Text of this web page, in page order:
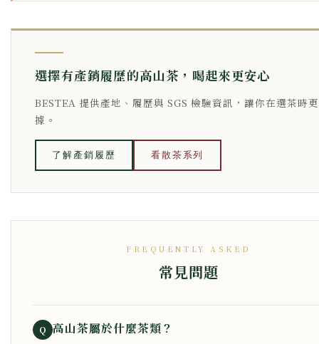
選擇有產銷履歷的高山茶，喝起來更安心
BESTEA 提供產地、履歷與 SGS 檢驗資訊，讓你在選茶時
據。
了解產銷履歷 看散茶系列
FREQUENTLY ASKED
常見問題
Q 高山茶屬於什麼茶類？